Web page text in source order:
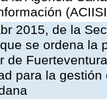
2015, de la
se ordena la
de
para la